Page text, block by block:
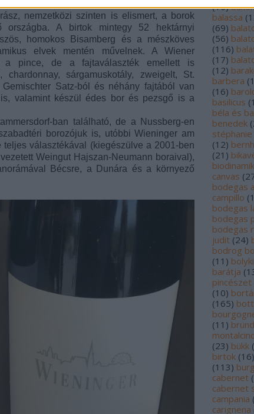
nemzetközi szinten is elismert, a borok
országba. A birtok mintegy 52 hektárnyi
homokos Bisamberg és a mészköves
elvek mentén művelnek. A Wiener
a pince, de a fajtaválaszték emellett is
sárgamuskotály, zweigelt, St.
Satz-ból és néhány fajtából van
valamint készül édes bor és pezsgő is a
ban található, de a Nussberg-en
borozójuk is, utóbbi Wieninger am
választékával (kiegészülve a 2001-ben
Weingut Hajszan-Neumann boraival),
Bécsre, a Dunára és a környező
(10)
balassa (
(69)
(56)
(116)
(17)
(12)
barbera (
(16)
basilicus (
béla és
benedek (
stéphanie
(12)
(21 )
canvas (
bodegas
campillo (
bodegas
bodegas
bodegas
judit (24)
bodrog
(11 ) bolyki
barátja (
pincészet
(10)
(165)
(11 )
(23) bükk (
birtok (16)
(113)
cabernet (
cabernet
campania (
carignena